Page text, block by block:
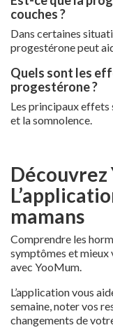
couches ?
Dans certaines
progestérone peut
Quels sont les
progestérone ?
Les principaux effets
et la somnolence.
Découvrez
mamans
Comprendre les
symptômes et mieux
avec YooMum.
L’application vous
semaine, noter vos
changements de